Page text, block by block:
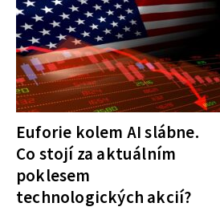
Euforie kolem AI slábne.
Co stojí za aktuálním
poklesem
technologických akcií?